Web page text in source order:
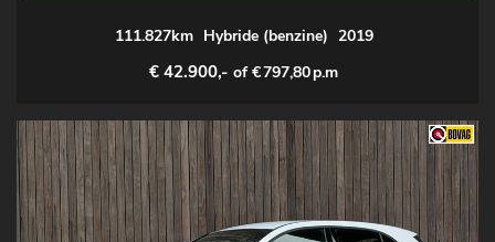
111.827km Hybride (benzine) 2019
€ 42.900,- of €797,80p.m